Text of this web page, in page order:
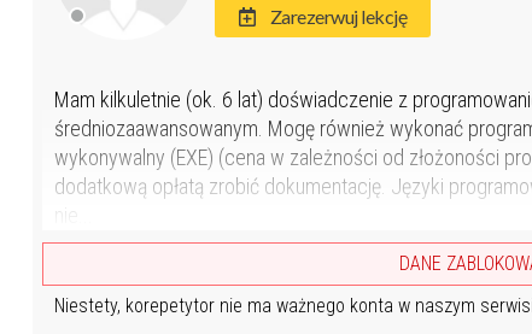
Zarezerwuj lekcję
Mam kilkuletnie (ok. 6 lat) doświadczenie z
średniozaawansowanym. Mogę również wykonać
wykonywalny (EXE) (cena w zależności od złożoności
dodatkową opłatą zrobić dokumentację. Języki
DANE
Niestety, korepetytor nie ma ważnego konta w naszym